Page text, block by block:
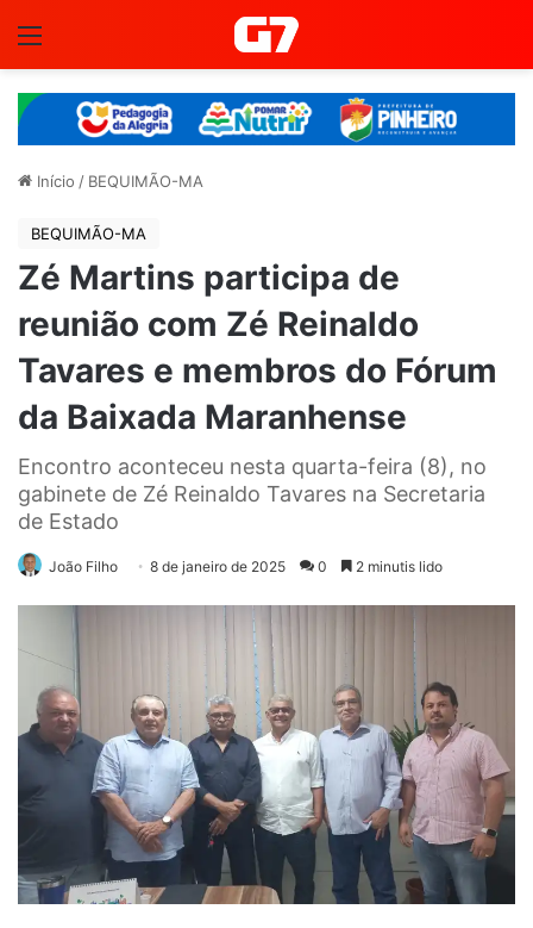
Início / BEQUIMÃO-MA
BEQUIMÃO-MA
Zé Martins participa de
reunião com Zé Reinaldo
Tavares e membros do Fórum
da Baixada Maranhense
Encontro aconteceu nesta quarta-feira (8), no
gabinete de Zé Reinaldo Tavares na Secretaria
de Estado
João Filho 8 de janeiro de 2025 0 2 minutis lido